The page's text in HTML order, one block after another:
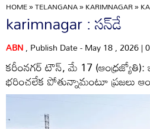
HOME»TELANGANA»KARIMNAGAR»
karimnagar : సన్‌డే
ABN, Publish Date - May 18 , 2026 |
కరీంనగర్‌ టౌన్‌, మే 17
భరించలేక పోతున్నామంటూ ప్రజలు